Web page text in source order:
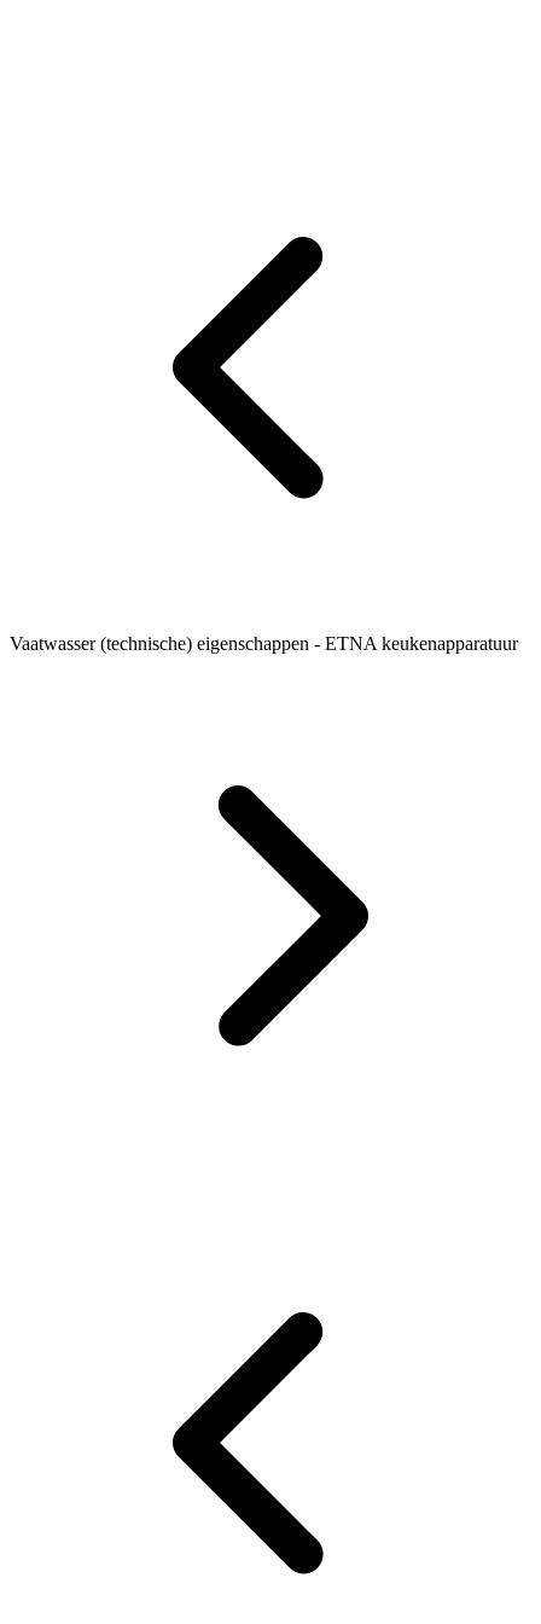
Vaatwasser (technische) eigenschappen - ETNA keukenapparatuur